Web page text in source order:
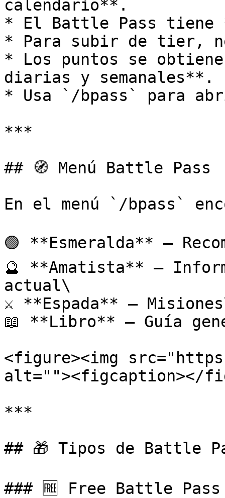
calendario**.
* El Battle Pass
* Para subir de tier,
* Los puntos se
diarias y semanales**.
* Usa `/bpass` para
***
## 🧭 Menú Battle Pass
En el menú `/bpass`
🟢 **Esmeralda** –
🔮 **Amatista** –
actual\
⚔️ **Espada** –
📖 **Libro** – Guía
<figure><img
alt=""><figcaption></
***
## 🎁 Tipos de Battle
### 🆓 Free Battle Pass